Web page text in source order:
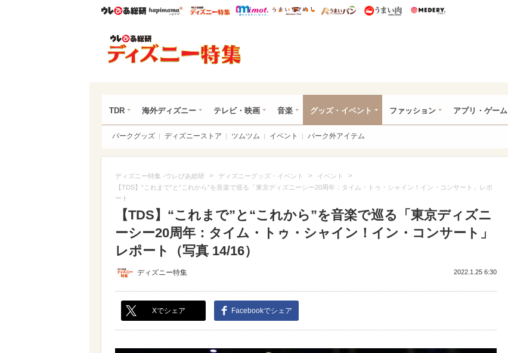
ウレぴあ総研ハピママ* ウレぴあ総研 ディズニー特集
mimot. うまいめし うまいパン うまい肉
TDR 海外ディズニー テレビ・映画 音楽 グッズ・イベント ファッション アプリ・ゲーム
パークグッズ ディズニーストア ツムツム イベント パーク外アイテム
ディズニー特集 -ウレぴあ総研 > ディズニーグッズ・イベント > イベント >
【TDS】“これまで”と“これから”を音楽で巡る「東京ディズニーシー20周年：タイム・トゥ・シャイン！イン・コンサート」レポ
ート
【TDS】“これまで”と“これから”を音楽で巡る「東京ディズニ
ーシー20周年：タイム・トゥ・シャイン！イン・コンサート」
レポート（写真 14/16）
ディズニー特集 2022.1.25 6:30
Xでシェア Facebookでシェア